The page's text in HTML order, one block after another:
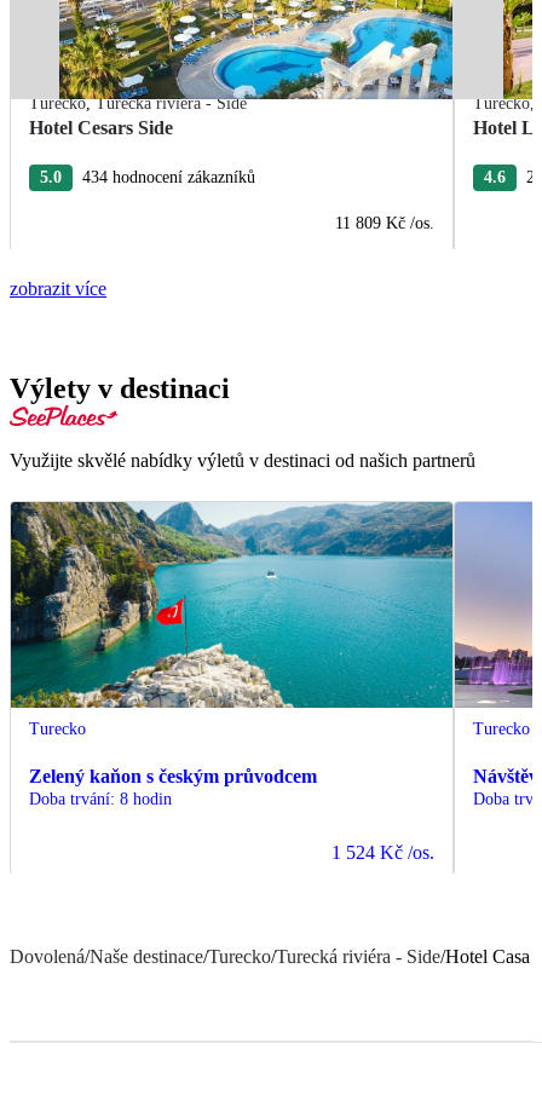
Turecko,Turecká riviéra - Side
Hotel Cesars Side
5.0 434 hodnocení zákazníků
11 809 Kč /os.
Turecko,
Hotel
4.6
zobrazit více
Výlety v destinaci
Využijte skvělé nabídky výletů v destinaci od našich partnerů
Turecko
Zelený kaňon s českým průvodcem
Doba trvání: 8 hodin
1 524 Kč /os.
Turecko
Doba
Dovolená/Naše destinace/Turecko/Turecká riviéra - Side/Hotel Casa